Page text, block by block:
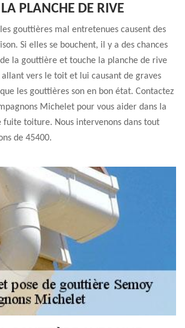
PLANCHE DE RIVE
gouttières mal entretenues causent des
Si elles se bouchent, il y a des chances
la gouttière et touche la planche de rive
allant vers le toit et lui causant de graves
les gouttières son en bon état. Contactez
Michelet pour vous aider dans la
fuite toiture. Nous intervenons dans tout
de 45400.